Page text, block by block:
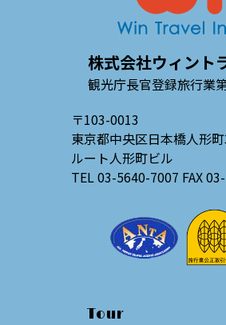
株式会社ウィント
観光庁長官登録旅行業
〒103-0013
東京都中央区日本橋人形
ルート人形町ビル
TEL 03-5640-7007 FAX
Tour